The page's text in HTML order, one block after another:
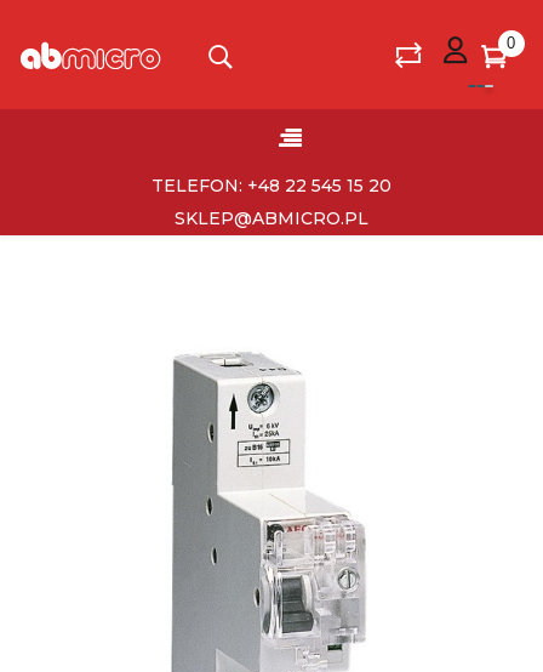
0
Toggle
☰
TELEFON: +48 22 545 15 20
SKLEP@ABMICRO.PL